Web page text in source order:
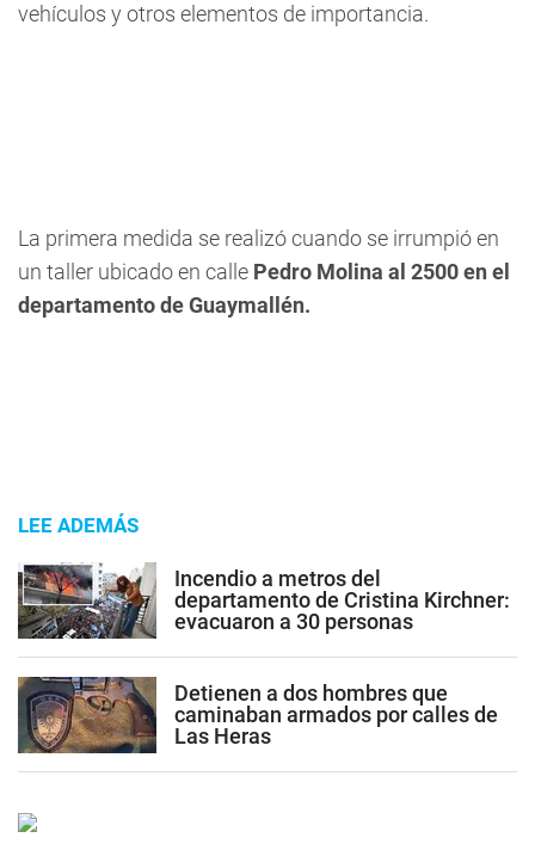
vehículos y otros elementos de importancia.
La primera medida se realizó cuando se irrumpió en
un taller ubicado en calle Pedro Molina al 2500 en el
departamento de Guaymallén.
LEE ADEMÁS
Incendio a metros del
departamento de Cristina Kirchner:
evacuaron a 30 personas
Detienen a dos hombres que
caminaban armados por calles de
Las Heras